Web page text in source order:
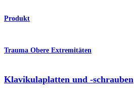
Produkt
Trauma Obere Extremitäten
Klavikulaplatten und -schrauben